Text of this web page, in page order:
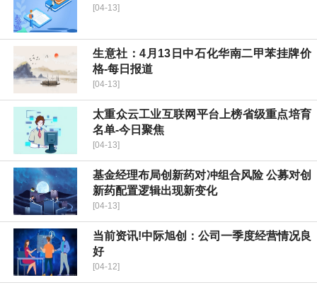
[04-13]
生意社：4月13日中石化华南二甲苯挂牌价
格-每日报道
[04-13]
太重众云工业互联网平台上榜省级重点培育
名单-今日聚焦
[04-13]
基金经理布局创新药对冲组合风险 公募对创
新药配置逻辑出现新变化
[04-13]
当前资讯!中际旭创：公司一季度经营情况良
好
[04-12]